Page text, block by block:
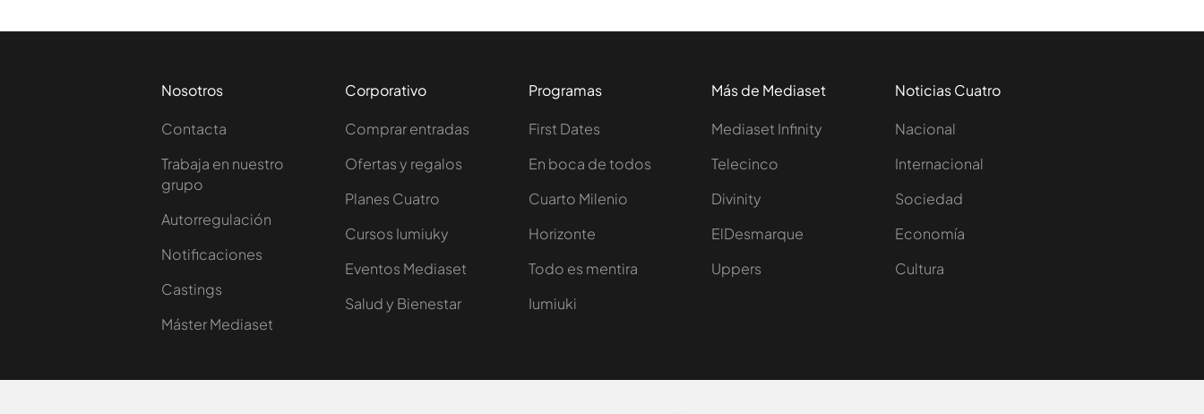
Nosotros
Contacta
Trabaja en nuestro
grupo
Autorregulación
Notificaciones
Castings
Máster Mediaset
Corporativo
Comprar entradas
Ofertas y regalos
Planes Cuatro
Cursos Iumiuky
Eventos Mediaset
Salud y Bienestar
Programas
First Dates
En boca de todos
Cuarto Milenio
Horizonte
Todo es mentira
Iumiuki
Más de Mediaset
Mediaset Infinity
Telecinco
Divinity
ElDesmarque
Uppers
Noticias Cuatro
Nacional
Internacional
Sociedad
Economía
Cultura